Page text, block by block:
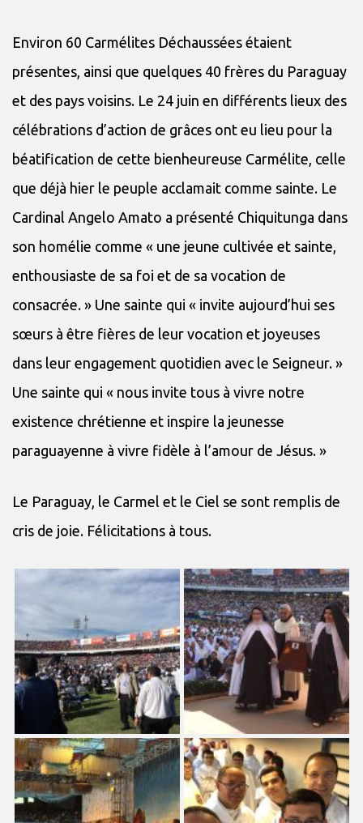
Environ 60 Carmélites Déchaussées étaient
présentes, ainsi que quelques 40 frères du Paraguay
et des pays voisins. Le 24 juin en différents lieux des
célébrations d’action de grâces ont eu lieu pour la
béatification de cette bienheureuse Carmélite, celle
que déjà hier le peuple acclamait comme sainte. Le
Cardinal Angelo Amato a présenté Chiquitunga dans
son homélie comme « une jeune cultivée et sainte,
enthousiaste de sa foi et de sa vocation de
consacrée. » Une sainte qui « invite aujourd’hui ses
sœurs à être fières de leur vocation et joyeuses
dans leur engagement quotidien avec le Seigneur. »
Une sainte qui « nous invite tous à vivre notre
existence chrétienne et inspire la jeunesse
paraguayenne à vivre fidèle à l’amour de Jésus. »
Le Paraguay, le Carmel et le Ciel se sont remplis de
cris de joie. Félicitations à tous.